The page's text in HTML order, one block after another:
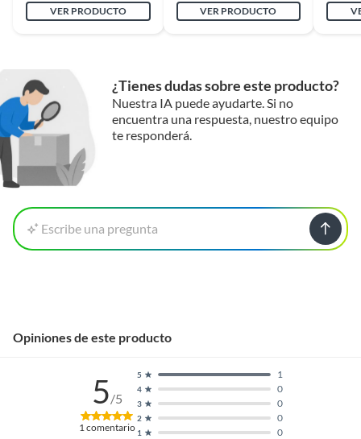
VER PRODUCTO VER PRODUCTO
¿Tienes dudas sobre este producto?
Nuestra IA puede ayudarte. Si no
encuentra una respuesta, nuestro equipo
te responderá.
Escribe una pregunta
Opiniones de este producto
5/5
1comentario 1 0
2 0
3 0
4 0
5 1